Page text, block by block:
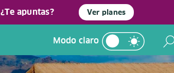
¿Te apuntas? Ver planes
Modo claro